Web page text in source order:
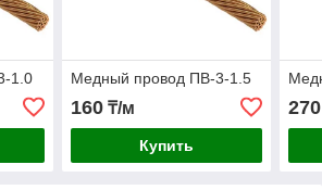
1.0 Медный провод ПВ-3-1.5
160₸/м
Купить
270